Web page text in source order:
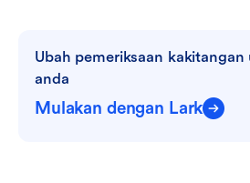
Ubah pemeriksaan
anda
Mulakan dengan Lark